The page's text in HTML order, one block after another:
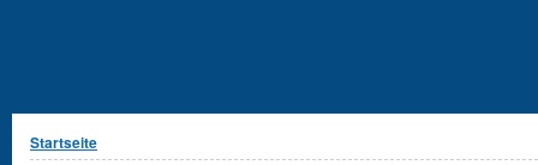
Sie sind hier
Startseite